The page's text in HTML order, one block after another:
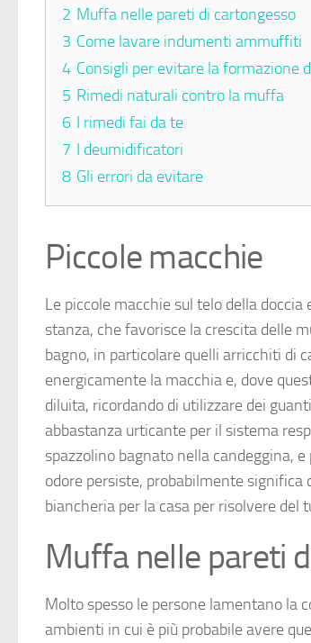
2 Muffa nelle pareti di cartongesso
3 Come lavare indumenti ammuffiti
4 Consigli per evitare la formazione
5 Rimedi naturali contro la muffa
6 I rimedi fai da te
7 I deumidificatori
8 Gli errori da evitare
Piccole macchie
Le piccole macchie sul telo della
stanza, che favorisce la crescita delle
bagno, in particolare quelli arricchiti di
energicamente la macchia e, dove
diluita, ricordando di utilizzare dei
abbastanza urticante per il sistema
spazzolino bagnato nella candeggina,
odore persiste, probabilmente
biancheria per la casa per risolvere del
Muffa nelle pareti
Molto spesso le persone lamentano la
ambienti in cui è più probabile avere